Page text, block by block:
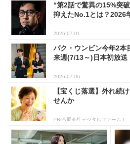
“第2話で驚異の15%突
抑えたNo.1とは？2026
2026.07.01
パク・ウンビン今年2本
来週(7/13～)日本初放送
2026.07.06
【宝くじ落選】外れ続
せんか
PR(合同会社デジタルファーム )